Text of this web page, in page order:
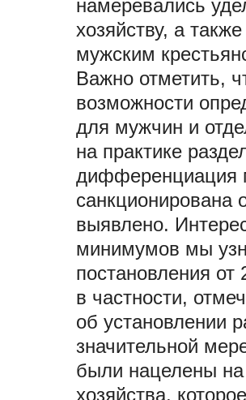
намеревались
хозяйству, а
мужским
Важно отметить,
возможности
для мужчин и
на практике
дифференциация
санкционирована
выявлено.
минимумов мы
постановления
в частности,
об установлении
значительной
были нацелены на
хозяйства,